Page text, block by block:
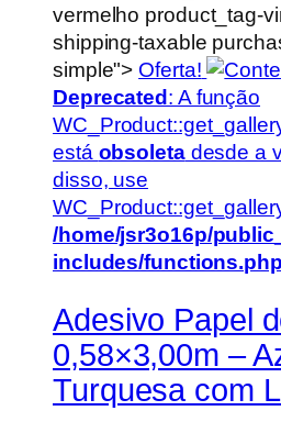
vermelho product_tag-
shipping-taxable
simple"> Oferta!
Deprecated : A função
está obsoletadesde a
disso, use
/home/jsr3o16p/
includes/functions.php
Adesivo Papel
0,58×3,00m –
Turquesa com